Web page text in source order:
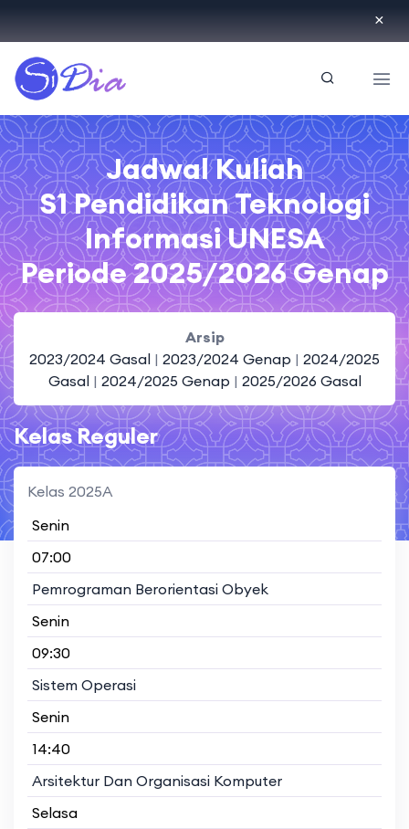
ID
Jadwal Kuliah
S1 Pendidikan Teknologi
Informasi UNESA
Periode 2025/2026 Genap
Arsip
2023/2024 Gasal | 2023/2024 Genap | 2024/2025
Gasal| 2024/2025 Genap | 2025/2026 Gasal
Kelas Reguler
Kelas 2025A
Senin
07:00
Pemrograman Berorientasi Obyek
Senin
09:30
Sistem Operasi
Senin
14:40
Arsitektur Dan Organisasi Komputer
Selasa